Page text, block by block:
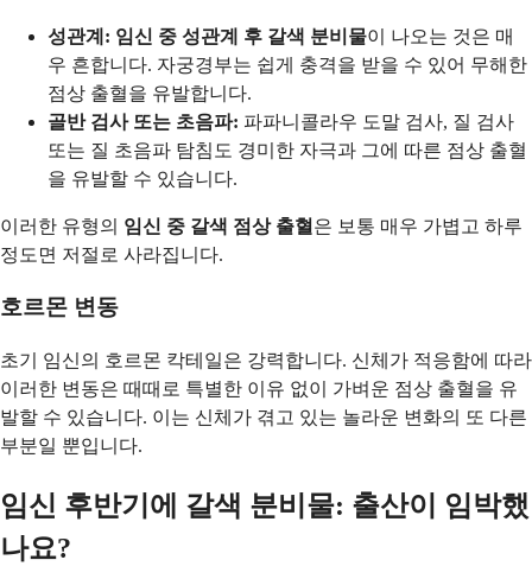
성관계: 임신 중 성관계 후 갈색 분비물이 나오는 것은 매
우 흔합니다. 자궁경부는 쉽게 충격을 받을 수 있어 무해한
점상 출혈을 유발합니다.
골반 검사 또는 초음파: 파파니콜라우 도말 검사, 질 검사
또는 질 초음파 탐침도 경미한 자극과 그에 따른 점상 출혈
을 유발할 수 있습니다.
이러한 유형의 임신 중 갈색 점상 출혈 은 보통 매우 가볍고 하루
정도면 저절로 사라집니다.
호르몬 변동
초기 임신의 호르몬 칵테일은 강력합니다. 신체가 적응함에 따라
이러한 변동은 때때로 특별한 이유 없이 가벼운 점상 출혈을 유
발할 수 있습니다. 이는 신체가 겪고 있는 놀라운 변화의 또 다른
부분일 뿐입니다.
임신 후반기에 갈색 분비물: 출산이 임박했
나요?